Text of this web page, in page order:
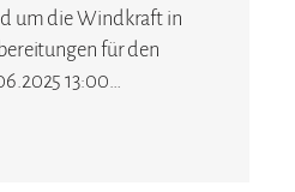
um die Windkraft in
für den
13:00…